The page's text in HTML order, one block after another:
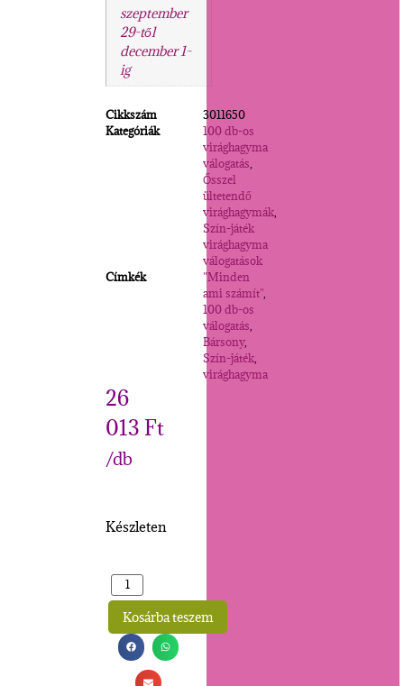
szeptember
29-től
december 1-
ig
Cikkszám
3011650
Kategóriák
100 db-os
virághagyma
válogatás,
Ősszel
ültetendő
virághagymák,
Szín-játék
virághagyma
válogatások
Címkék
"Minden
ami számít",
100 db-os
válogatás,
Bársony,
Szín-játék,
virághagyma
26
013 Ft
/db
Készleten
Kosárba teszem
Alternative: